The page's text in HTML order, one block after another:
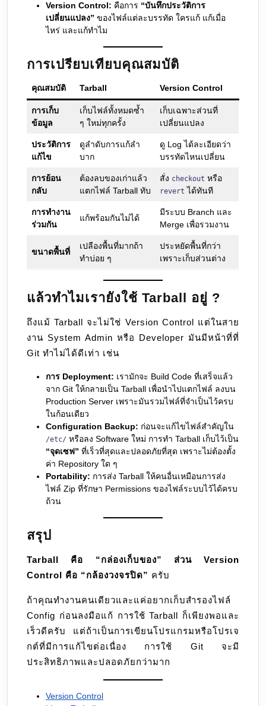
Version Control: คือการ “บันทึกประวัติการ
เปลี่ยนแปลง” ของไฟล์แต่ละบรรทัด ใครแก้ แก้เมื่อ
ไหร่ และแก้ทำไม
การเปรียบเทียบคุณสมบัติ
คุณสมบัติ Tarball Version Control
การเก็บ
ข้อมูล
เก็บไฟล์ทั้งหมดซ้ำ
ๆ ใหม่ทุกครั้ง
เก็บเฉพาะส่วนที่
เปลี่ยนแปลง
ประวัติการ
แก้ไข
ดูลำดับการแก้ลำ
บาก
ดู Log ได้ละเอียดว่า
บรรทัดไหนเปลี่ยน
การย้อน
กลับ
ต้องลบของเก่าแล้ว
แตกไฟล์ Tarball ทับ
สั่ง checkout หรือ
revert ได้ทันที
การทำงาน
ร่วมกัน
แก้พร้อมกันไม่ได้
มีระบบ Branch และ
Merge เพื่อรวมงาน
ขนาดพื้นที่
เปลืองพื้นที่มากถ้า
ทำบ่อย ๆ
ประหยัดพื้นที่กว่า
เพราะเก็บส่วนต่าง
แล้วทำไมเรายังใช้ Tarball อยู่ ?
ถึงแม้ Tarball จะไม่ใช่ Version Control แต่ในสาย
งาน System Admin หรือ Developer มันมีหน้าที่ที่
Git ทำไม่ได้ดีเท่า เช่น
การ Deployment: เรามักจะ Build Code ที่เสร็จแล้ว
จาก Git ให้กลายเป็น Tarball เพื่อนำไปแตกไฟล์ ลงบน
Production Server เพราะมันรวมไฟล์ที่จำเป็นไว้ครบ
ในก้อนเดียว
Configuration Backup: ก่อนจะแก้ไขไฟล์สำคัญใน
/etc/ หรือลง Software ใหม่ การทำ Tarball เก็บไว้เป็น
“จุดเซฟ” ที่เร็วที่สุดและปลอดภัยที่สุด เพราะไม่ต้องตั้ง
ค่า Repository ใด ๆ
Portability: การส่ง Tarball ให้คนอื่นเหมือนการส่ง
ไฟล์ Zip ที่รักษา Permissions ของไฟล์ระบบไว้ได้ครบ
ถ้วน
สรุป
Tarball คือ “กล่องเก็บของ” ส่วน Version
Control คือ “กล้องวงจรปิด” ครับ
ถ้าคุณทำงานคนเดียวและแค่อยากเก็บสำรองไฟล์
Config ก่อนลงมือแก้ การใช้ Tarball ก็เพียงพอและ
เร็วดีครับ แต่ถ้าเป็นการเขียนโปรแกรมหรือโปรเจ
กต์ที่มีการแก้ไขต่อเนื่อง การใช้ Git จะมี
ประสิทธิภาพและปลอดภัยกว่ามาก
Version Control